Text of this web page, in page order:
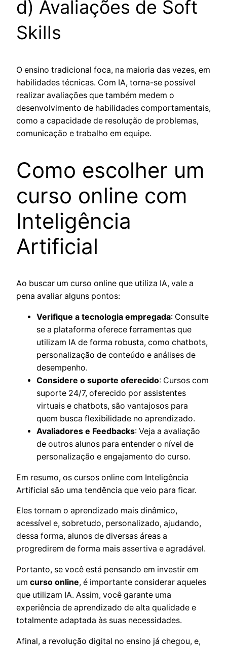
d) Avaliações de Soft
Skills
O ensino tradicional foca, na maioria das vezes, em
habilidades técnicas. Com IA, torna-se possível
realizar avaliações que também medem o
desenvolvimento de habilidades comportamentais,
como a capacidade de resolução de problemas,
comunicação e trabalho em equipe.
Como escolher um
curso online com
Inteligência
Artificial
Ao buscar um curso online que utiliza IA, vale a
pena avaliar alguns pontos:
Verifique a tecnologia empregada: Consulte
se a plataforma oferece ferramentas que
utilizam IA de forma robusta, como chatbots,
personalização de conteúdo e análises de
desempenho.
Considere o suporte oferecido: Cursos com
suporte 24/7, oferecido por assistentes
virtuais e chatbots, são vantajosos para
quem busca flexibilidade no aprendizado.
Avaliadores e Feedbacks: Veja a avaliação
de outros alunos para entender o nível de
personalização e engajamento do curso.
Em resumo, os cursos online com Inteligência
Artificial são uma tendência que veio para ficar.
Eles tornam o aprendizado mais dinâmico,
acessível e, sobretudo, personalizado, ajudando,
dessa forma, alunos de diversas áreas a
progredirem de forma mais assertiva e agradável.
Portanto, se você está pensando em investir em
um curso online, é importante considerar aqueles
que utilizam IA. Assim, você garante uma
experiência de aprendizado de alta qualidade e
totalmente adaptada às suas necessidades.
Afinal, a revolução digital no ensino já chegou, e,